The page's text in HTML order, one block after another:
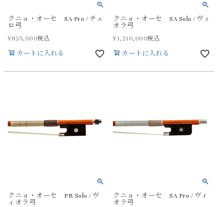
クニョ・オーセ SA Pro / チェ
ロ弓
¥825,000税込
カートに入れる
クニョ・オーセ SA Solo / ヴィ
オラ弓
¥1,210,000税込
カートに入れる
クニョ・オーセ PE Solo / ヴ
ィオラ弓
クニョ・オーセ SA Pro / ヴィ
オラ弓